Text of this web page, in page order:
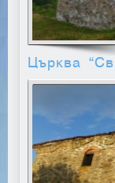
Църква